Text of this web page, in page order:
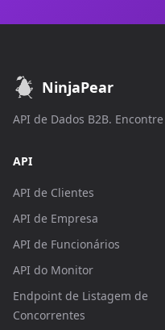
NinjaPear
API de Dados B2B.
API
API de Clientes
API de Empresa
API de Funcionários
API do Monitor
Endpoint de Listagem de
Concorrentes